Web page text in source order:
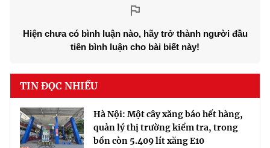
Hiện chưa có bình luận nào, hãy trở thành người đầu
tiên bình luận cho bài biết này!
TIN ĐỌC NHIỀU
Hà Nội: Một cây xăng báo hết hàng,
quản lý thị trường kiểm tra, trong
bồn còn 5.409 lít xăng E10